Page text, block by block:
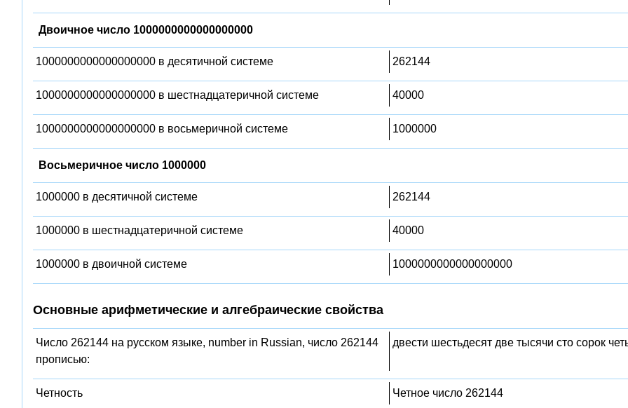
Двоичное число 1000000000000000000
1000000000000000000 в десятичной системе 262144
1000000000000000000 в шестнадцатеричной системе 40000
1000000000000000000 в восьмеричной системе 1000000
Восьмеричное число 1000000
1000000 в десятичной системе 262144
1000000 в шестнадцатеричной системе 40000
1000000 в двоичной системе 1000000000000000000
Основные арифметические и алгебраические свойства
Число 262144 на русском языке, number in Russian, число 262144
прописью:
двести шестьдесят две тысячи сто сорок
Четность Четное число 262144